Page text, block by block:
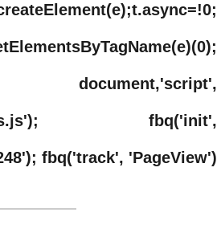
document,'script',
fbevents.js'); fbq('init',
fbq('track', 'PageView');